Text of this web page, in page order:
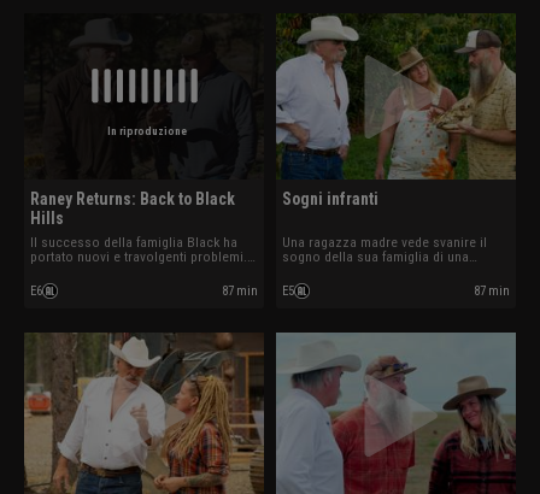
della fattoria.
In riproduzione
Raney Returns: Back to Black
Hills
Il successo della famiglia Black ha
portato nuovi e travolgenti problemi.
aiutarli a proteggersi dal
peggioramento delle condizioni
E6 87 min
Sogni infranti
Una ragazza madre vede svanire il
sogno della sua famiglia di una
Minacciati da cinghiali selvatici,
bambù invasivo e scarsità d’acqua, i
la sopravvivenza.
E5 87 min